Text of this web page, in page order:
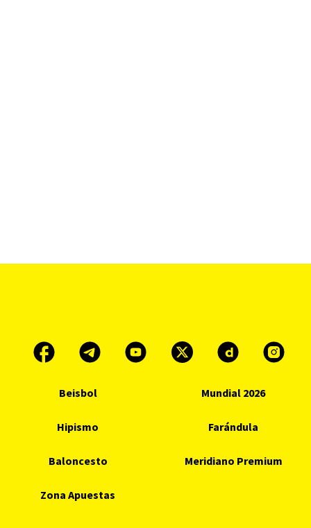
Beisbol Mundial 2026
Hipismo Farándula
Baloncesto Meridiano Premium
Zona Apuestas